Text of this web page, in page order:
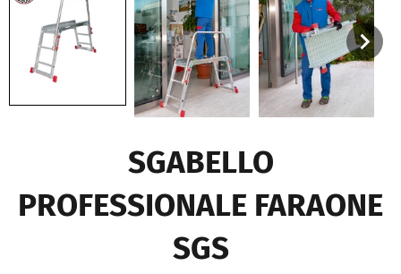
SGABELLO
PROFESSIONALE FARAONE
SGS